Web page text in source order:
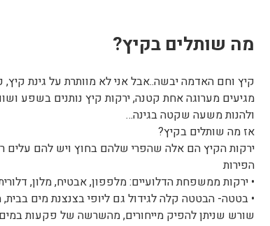
מה שותלים בקיץ?
קיץ וחם האדמה יבשה..אבל אני לא מוותרת על גינת קיץ,
מגיעים מערוגה אחת קטנה, ירקות קיץ נותנים בשפע
ולהנות משעה שקטה בגינה…
אז מה שותלים בקיץ?
ירקות הקיץ הם אלה שהפרי שלהם בחוץ ויש להם עלים
הפירות
• ירקות ממשפחת הדלועיים: מלפפון, אבטיח, מלון,
• בטטה- הבטטה קלה לגידול גם ליופי בצנצנת מים בבית,
שורש שניתן להפיק מייחורים, מהשרשה של פקעות